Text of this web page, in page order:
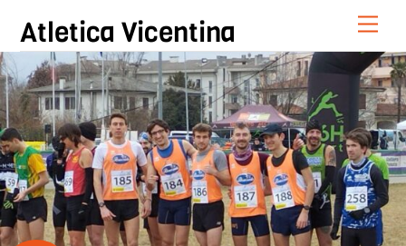
content
Atletica Vicentina